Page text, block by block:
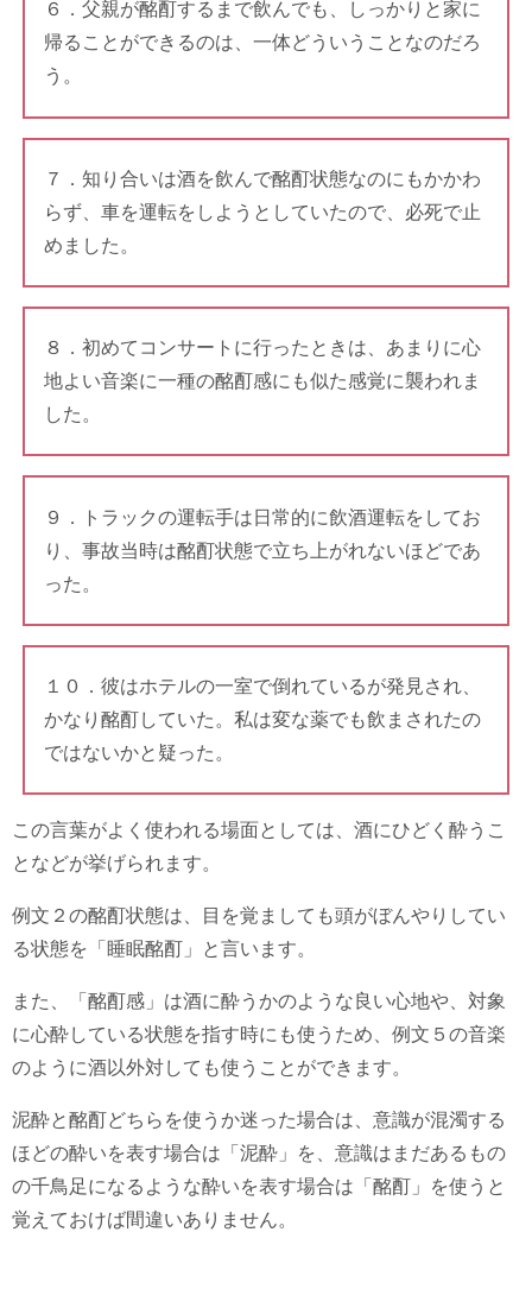
６．父親が酩酊するまで飲んでも、しっかりと家に
帰ることができるのは、一体どういうことなのだろ
う。
７．知り合いは酒を飲んで酩酊状態なのにもかかわ
らず、車を運転をしようとしていたので、必死で止
めました。
８．初めてコンサートに行ったときは、あまりに心
地よい音楽に一種の酩酊感にも似た感覚に襲われま
した。
９．トラックの運転手は日常的に飲酒運転をしてお
り、事故当時は酩酊状態で立ち上がれないほどであ
った。
１０．彼はホテルの一室で倒れているが発見され、
かなり酩酊していた。私は変な薬でも飲まされたの
ではないかと疑った。
この言葉がよく使われる場面としては、酒にひどく酔うこ
となどが挙げられます。
例文２の酩酊状態は、目を覚ましても頭がぼんやりしてい
る状態を「睡眠酩酊」と言います。
また、「酩酊感」は酒に酔うかのような良い心地や、対象
に心酔している状態を指す時にも使うため、例文５の音楽
のように酒以外対しても使うことができます。
泥酔と酩酊どちらを使うか迷った場合は、意識が混濁する
ほどの酔いを表す場合は「泥酔」を、意識はまだあるもの
の千鳥足になるような酔いを表す場合は「酩酊」を使うと
覚えておけば間違いありません。